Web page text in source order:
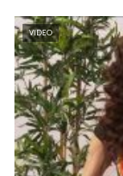
VIDEO